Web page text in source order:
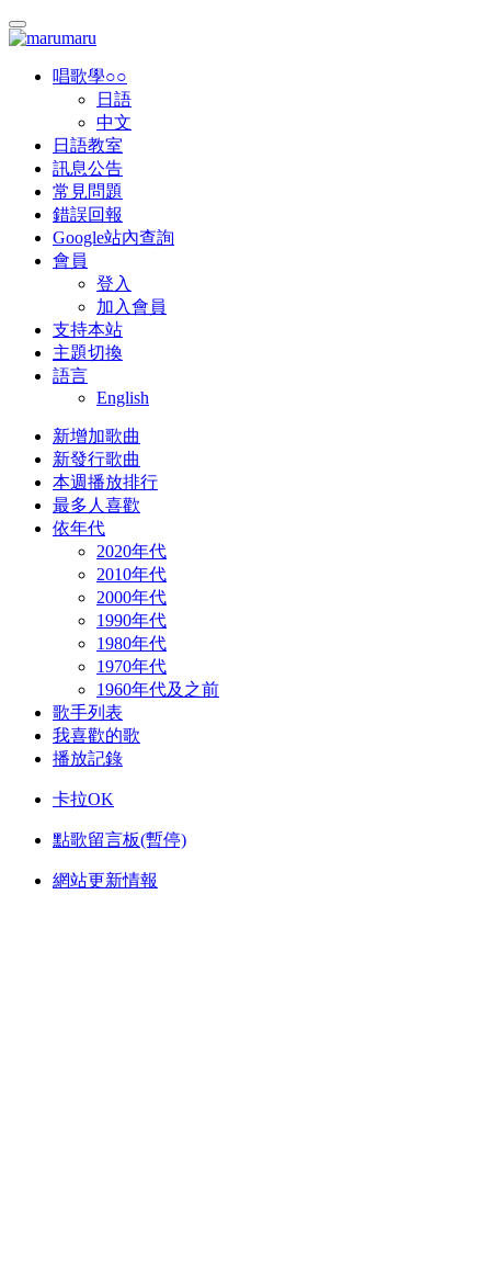
唱歌學○○
日語
中文
日語教室
訊息公告
常見問題
錯誤回報
Google站內查詢
會員
登入
加入會員
支持本站
主題切換
語言
English
新增加歌曲
新發行歌曲
本週播放排行
最多人喜歡
依年代
2020年代
2010年代
2000年代
1990年代
1980年代
1970年代
1960年代及之前
歌手列表
我喜歡的歌
播放記錄
卡拉OK
點歌留言板(暫停)
網站更新情報